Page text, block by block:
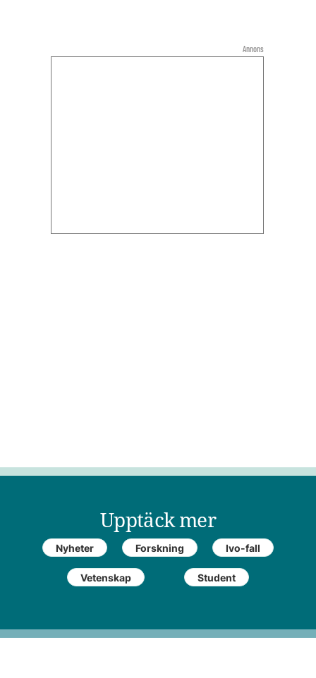
Upptäck mer
Nyheter Forskning Ivo-fall
Vetenskap Student
Annons